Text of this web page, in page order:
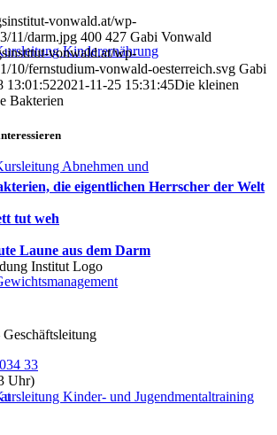
Kinderernährung
Abnehmen und
Kinder- und Jugendmentaltraining
vonwald.at/wp-
11/darm.jpg 400 427 Gabi Vonwald
vonwald.at/wp-
10/fernstudium-vonwald-oesterreich.svg Gabi
13:01:522021-11-25 15:31:45Die kleinen
Bakterien
die eigentlichen Herrscher der Welt
tut weh
Laune aus dem Darm
33
Uhr)